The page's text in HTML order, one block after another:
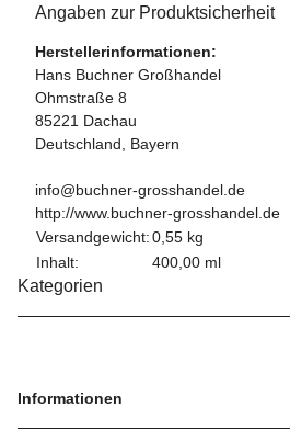
Angaben zur Produktsicherheit
Herstellerinformationen:
Hans Buchner Großhandel
Ohmstraße 8
85221 Dachau
Deutschland, Bayern
info@buchner-grosshandel.de
http://www.buchner-grosshandel.de
Versandgewicht:0,55 kg
Inhalt:
400,00 ml
Kategorien
Informationen